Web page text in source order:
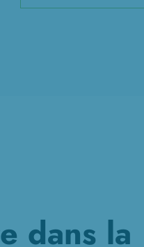
dans la